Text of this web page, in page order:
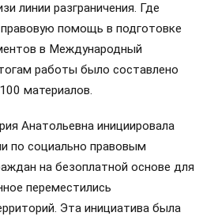
линии разграничения. Где
помощь в подготовке
в Международный
работы было составлено
материалов.
Анатольевна инициировала
по социально правовым
на безоплатной основе для
переместились
Эта инициатива была